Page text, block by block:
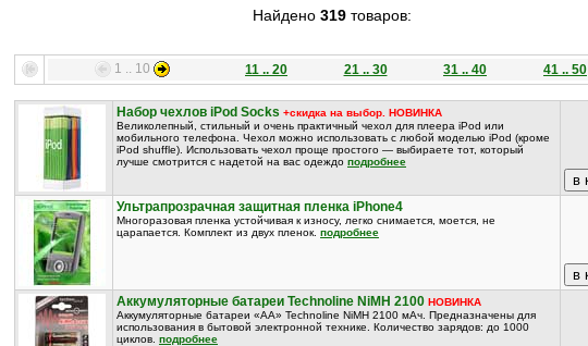
Найдено 319товаров:
1 .. 10 11 .. 20 21 .. 30 31 .. 40 41 .. 50
Набор чехлов iPod Socks +скидка на выбор. НОВИНКА
Великолепный, стильный и очень практичный чехол для плеера iPod или
мобильного телефона. Чехол можно использовать с любой моделью iPod (кроме
iPod shuffle). Использовать чехол проще простого — выбираете тот, который
лучше смотрится с надетой на вас одеждо подробнее
Ультрапрозрачная защитная пленка iPhone4
Многоразовая пленка устойчивая к износу, легко снимается, моется, не
царапается. Комплект из двух пленок. подробнее
Аккумуляторные батареи Technoline NiMH 2100 НОВИНКА
Аккумуляторные батареи «AA» Technoline NiMH 2100 мАч. Предназначены для
использования в бытовой электронной технике. Количество зарядов: до 1000
циклов. подробнее